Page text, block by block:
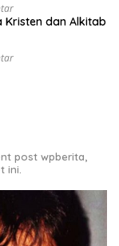
Kristen dan Alkitab
post wpberita,
ini.